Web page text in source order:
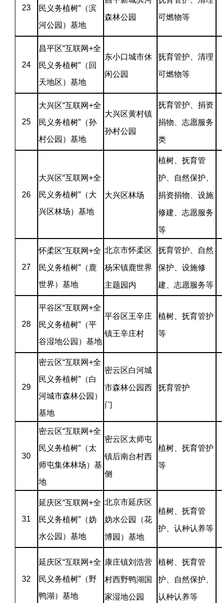
23
民义务植树”（滨
河公园）基地
森林公园 可燃物等
24
昌平区“互联网+全
民义务植树”（回
天地区）基地
东小口城市休
闲公园
抚育管护、清理
可燃物等
25
大兴区“互联网+全
民义务植树”（孙
村公园）基地
大兴区黄村镇
孙村公园
抚育管护、捐资
捐物、志愿服务
类
26
大兴区“互联网+全
民义务植树”（大
兴区林场）基地
大兴区林场
植树、抚育管
护、自然保护、
捐资捐物、设施
修建、志愿服务
等
27
怀柔区“互联网+全
民义务植树”（鹿
世界）基地
北京市怀柔区
杨宋镇鹿世界
主题园内
抚育管护、自然
保护、设施修
建、志愿服务等
28
平谷区“互联网+全
民义务植树”（平
谷湿地公园）基地
平谷区王辛庄
镇王辛庄村
植树、抚育管护
等
29
密云区“互联网+全
民义务植树”（白
河城市森林公园）
基地
密云区白河城
市森林公园西
门
抚育管护
30
密云区“互联网+全
民义务植树”（太
师屯集体林场）基
地
密云区太师屯
镇后南台村西
侧
植树、抚育管护
等
31
延庆区“互联网+全
民义务植树”（妫
水公园）基地
北京市延庆区
妫水公园（花
博园）基地
植树、抚育管
护、认种认养等
32
延庆区“互联网+全
民义务植树”（野
鸭湖）基地
康庄镇刘浩营
村西野鸭湖国
家湿地公园
植树、抚育管
护、自然保护、
认种认养等